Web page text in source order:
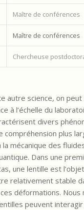
Maître de conférences
Maître de conférences
Chercheuse
autre science, on
à l’échelle du
divers
compréhension plus
mécanique des
Dans une
une lentille est
relativement stable
déformations.
peuvent